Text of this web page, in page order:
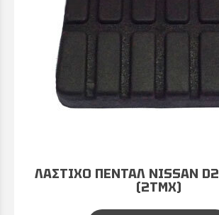
ΛΑΣΤΙΧΟ ΠΕΝΤΑΛ NISSAN
(2ΤΜΧ)